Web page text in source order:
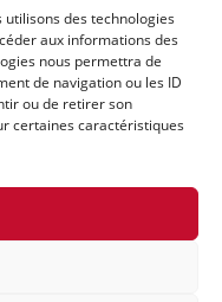
des technologies
aux informations des
nous permettra de
de navigation ou les ID
ou de retirer son
certaines caractéristiques